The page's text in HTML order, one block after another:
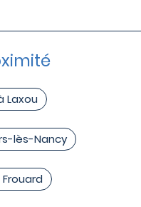
Laxou
lès-Nancy